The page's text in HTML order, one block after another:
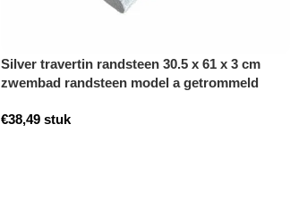
Silver travertin randsteen 30.5 x 61 x 3 cm
zwembad randsteen model a getrommeld
€38,49 stuk